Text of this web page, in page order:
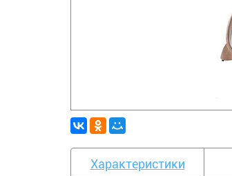
Характеристики